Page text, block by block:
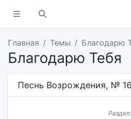
Главная Темы Благодарю
Благодарю Тебя
Песнь Возрождения, №
Раздел: